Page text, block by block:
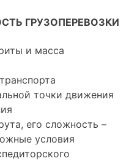
ГРУЗОПЕРЕВОЗКИ
и масса
точки движения
его сложность –
условия